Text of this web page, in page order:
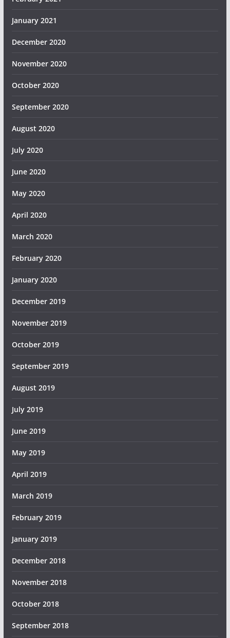
January 2021
December 2020
November 2020
October 2020
September 2020
August 2020
July 2020
June 2020
May 2020
April 2020
March 2020
February 2020
January 2020
December 2019
November 2019
October 2019
September 2019
August 2019
July 2019
June 2019
May 2019
April 2019
March 2019
February 2019
January 2019
December 2018
November 2018
October 2018
September 2018